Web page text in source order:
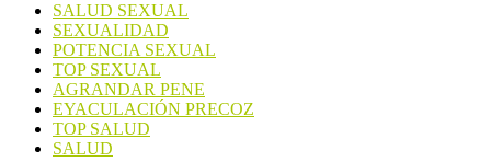
SALUD SEXUAL
SEXUALIDAD
POTENCIA SEXUAL
TOP SEXUAL
AGRANDAR PENE
EYACULACIÓN PRECOZ
TOP SALUD
SALUD